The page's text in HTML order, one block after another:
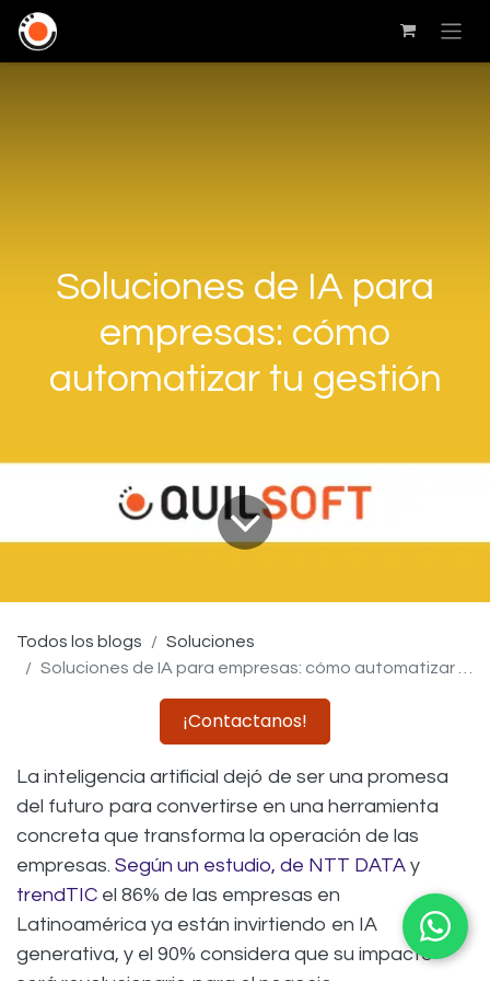
Soluciones de IA para
empresas: cómo
automatizar tu gestión
Todos los blogs
Soluciones
Soluciones de IA para empresas: cómo automatizar tu gestión
¡Contactanos!
La inteligencia artificial dejó de ser una promesa
del futuro para convertirse en una herramienta
concreta que transforma la operación de las
empresas. Según un estudio, de NTT DATA y
trendTIC el 86% de las empresas en
Latinoamérica ya están invirtiendo en IA
generativa, y el 90% considera que su impacto